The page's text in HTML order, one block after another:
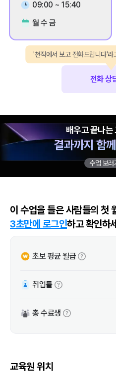
09:00 ~ 15:40
월 수 금
전화 상
'천직에서 보고 전화드립니다'
배우고 끝나는
결과까지 함
수업 보러
이 수업을 들은 사람들의 첫
3초만에 로그인하고 확인하
초보 평균 월급
취업률
총 수료생
교육원 위치